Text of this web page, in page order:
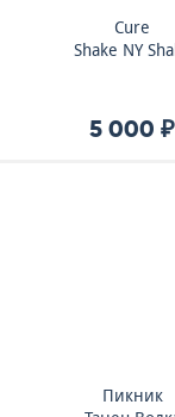
Cure
Shake NY
5 000 ₽
Пикник